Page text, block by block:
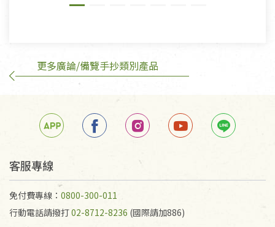
訂購手抄稿退貨需知：
手抄稿進行退貨時，請務必保持原包裝方式及使用原
若未保持原包裝方式或未使用原箱退回，導致書籍有
任何折損、磨損、污損或凹角，將不接受退貨，也不
不接受退貨之手抄稿，為敬重法寶故，里仁網購無法
代為結緣處理等。 若需將手抄稿寄還給消費者，因而
產生的運費100元/箱將由消費者負擔。
更多廣論/備覽手抄類別產品
客服專線
免付費專線： 0800-300-011
行動電話請撥打02-8712-8236 (國際請加886)